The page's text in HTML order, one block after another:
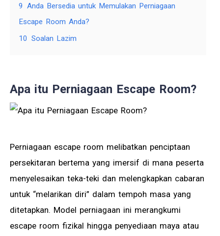
9 Anda Bersedia untuk Memulakan Perniagaan
Escape Room Anda?
10 Soalan Lazim
Apa itu Perniagaan Escape Room?
Perniagaan escape room melibatkan penciptaan
persekitaran bertema yang imersif di mana peserta
menyelesaikan teka-teki dan melengkapkan cabaran
untuk “melarikan diri” dalam tempoh masa yang
ditetapkan. Model perniagaan ini merangkumi
escape room fizikal hingga penyediaan maya atau